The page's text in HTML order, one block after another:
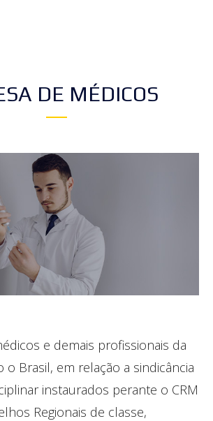
DE MÉDICOS
e demais profissionais da
o Brasil, em relação a sindicância
instaurados perante o CRM
Regionais de classe,